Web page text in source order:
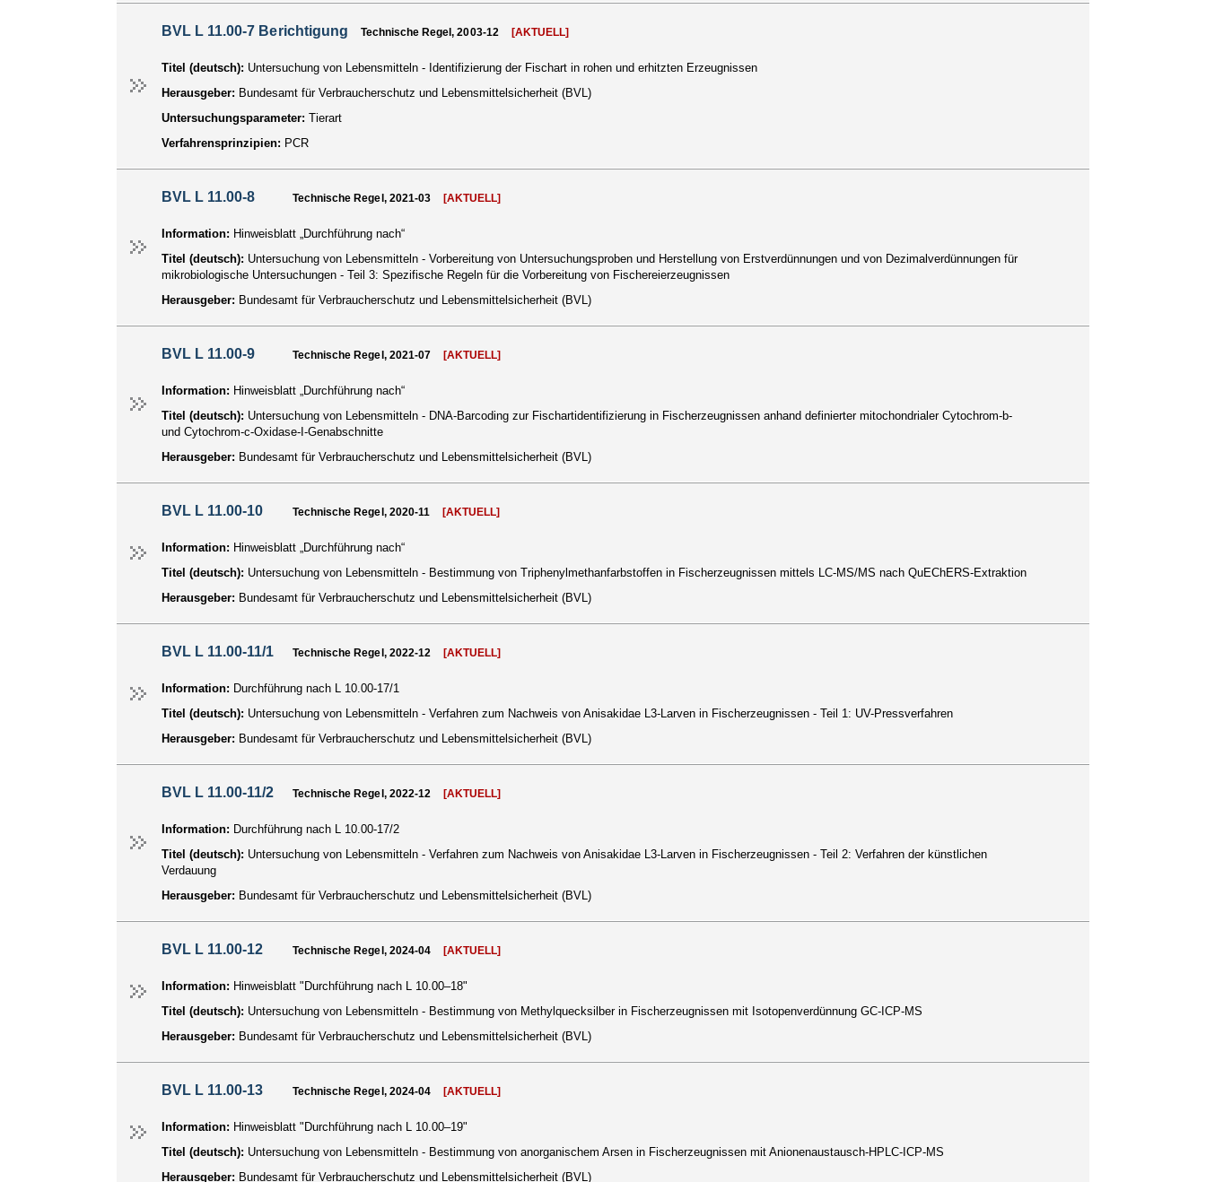
BVL L 11.00-7 Berichtigung Technische Regel, 2003-12 [AKTUELL]
Titel (deutsch): Untersuchung von Lebensmitteln - Identifizierung der Fischart in rohen und erhitzten Erzeugnissen
Herausgeber: Bundesamt für Verbraucherschutz und Lebensmittelsicherheit (BVL)
Untersuchungsparameter: Tierart
Verfahrensprinzipien: PCR
BVL L 11.00-8 Technische Regel, 2021-03 [AKTUELL]
Information: Hinweisblatt „Durchführung nach“
Titel (deutsch): Untersuchung von Lebensmitteln - Vorbereitung von Untersuchungsproben und Herstellung von Erstverdünnungen und von Dezimalverdünnungen für
mikrobiologische Untersuchungen - Teil 3: Spezifische Regeln für die Vorbereitung von Fischereierzeugnissen
Herausgeber: Bundesamt für Verbraucherschutz und Lebensmittelsicherheit (BVL)
BVL L 11.00-9 Technische Regel, 2021-07 [AKTUELL]
Information: Hinweisblatt „Durchführung nach“
Titel (deutsch): Untersuchung von Lebensmitteln - DNA-Barcoding zur Fischartidentifizierung in Fischerzeugnissen anhand definierter mitochondrialer Cytochrom-b-
und Cytochrom-c-Oxidase-I-Genabschnitte
Herausgeber: Bundesamt für Verbraucherschutz und Lebensmittelsicherheit (BVL)
BVL L 11.00-10 Technische Regel, 2020-11 [AKTUELL]
Information: Hinweisblatt „Durchführung nach“
Titel (deutsch): Untersuchung von Lebensmitteln - Bestimmung von Triphenylmethanfarbstoffen in Fischerzeugnissen mittels LC-MS/MS nach QuEChERS-Extraktion
Herausgeber: Bundesamt für Verbraucherschutz und Lebensmittelsicherheit (BVL)
BVL L 11.00-11/1 Technische Regel, 2022-12 [AKTUELL]
Information: Durchführung nach L 10.00-17/1
Titel (deutsch): Untersuchung von Lebensmitteln - Verfahren zum Nachweis von Anisakidae L3-Larven in Fischerzeugnissen - Teil 1: UV-Pressverfahren
Herausgeber: Bundesamt für Verbraucherschutz und Lebensmittelsicherheit (BVL)
BVL L 11.00-11/2 Technische Regel, 2022-12 [AKTUELL]
Information: Durchführung nach L 10.00-17/2
Titel (deutsch): Untersuchung von Lebensmitteln - Verfahren zum Nachweis von Anisakidae L3-Larven in Fischerzeugnissen - Teil 2: Verfahren der künstlichen
Verdauung
Herausgeber: Bundesamt für Verbraucherschutz und Lebensmittelsicherheit (BVL)
BVL L 11.00-12 Technische Regel, 2024-04 [AKTUELL]
Information: Hinweisblatt "Durchführung nach L 10.00–18"
Titel (deutsch): Untersuchung von Lebensmitteln - Bestimmung von Methylquecksilber in Fischerzeugnissen mit Isotopenverdünnung GC-ICP-MS
Herausgeber: Bundesamt für Verbraucherschutz und Lebensmittelsicherheit (BVL)
BVL L 11.00-13 Technische Regel, 2024-04 [AKTUELL]
Information: Hinweisblatt "Durchführung nach L 10.00–19"
Titel (deutsch): Untersuchung von Lebensmitteln - Bestimmung von anorganischem Arsen in Fischerzeugnissen mit Anionenaustausch-HPLC-ICP-MS
Herausgeber: Bundesamt für Verbraucherschutz und Lebensmittelsicherheit (BVL)